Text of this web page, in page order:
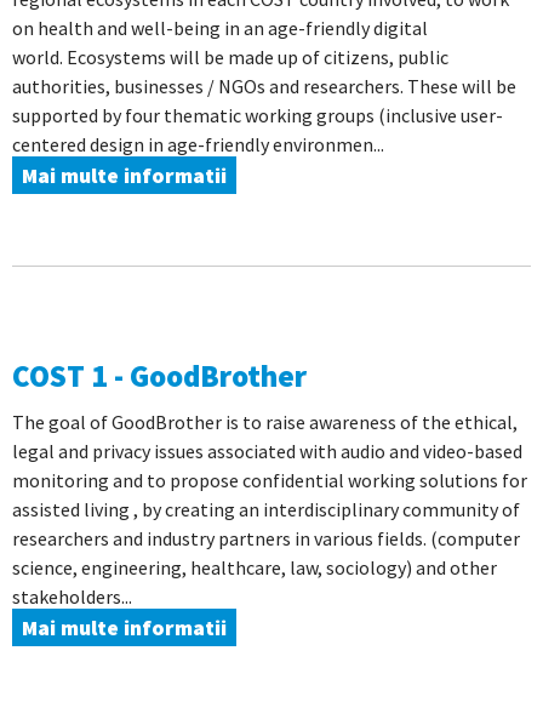
on health and well-being in an age-friendly digital
world. Ecosystems will be made up of citizens, public
authorities, businesses / NGOs and researchers. These will be
supported by four thematic working groups (inclusive user-
centered design in age-friendly environmen...
Mai multe informatii
COST 1 - GoodBrother
The goal of GoodBrother is to raise awareness of the ethical,
legal and privacy issues associated with audio and video-based
monitoring and to propose confidential working solutions for
assisted living , by creating an interdisciplinary community of
researchers and industry partners in various fields. (computer
science, engineering, healthcare, law, sociology) and other
stakeholders...
Mai multe informatii